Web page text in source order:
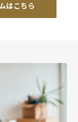
はこちら